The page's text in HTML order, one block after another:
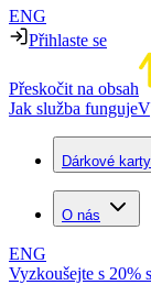
ENG
Přihlaste se
Přeskočit na obsah
Jak služba funguje
Dárkové karty
O nás
ENG
Vyzkoušejte s 20%